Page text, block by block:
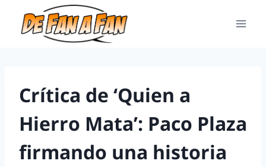
Crítica de ‘Quien a
Hierro Mata’: Paco Plaza
firmando una historia